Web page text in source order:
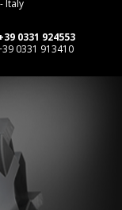
Italy
0331 924553
0331 913410